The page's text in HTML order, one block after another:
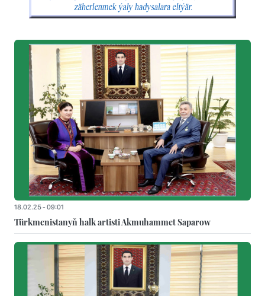
18.02.25 - 09:01
Türkmenistanyň halk artisti Akmuhammet Saparow